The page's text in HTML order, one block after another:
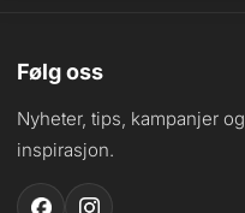
Følg oss
Nyheter, tips, kampanjer og
inspirasjon.